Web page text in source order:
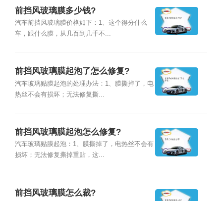
前挡风玻璃膜多少钱?
汽车前挡风玻璃膜价格如下：1、这个得分什么
车，跟什么膜，从几百到几千不...
前挡风玻璃膜起泡了怎么修复?
汽车玻璃贴膜起泡的处理办法：1、膜撕掉了，电
热丝不会有损坏；无法修复撕...
前挡风玻璃膜起泡怎么修复?
汽车玻璃贴膜起泡：1、膜撕掉了，电热丝不会有
损坏；无法修复撕掉重贴，这...
前挡风玻璃膜怎么裁?